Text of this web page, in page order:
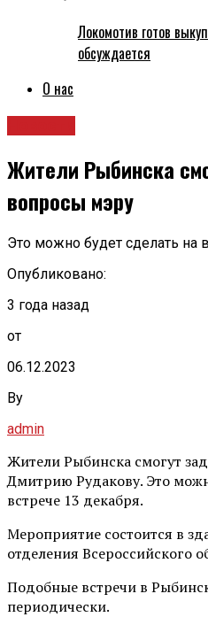
Локомотив готов
обсуждается
О нас
Жители Рыбинска
вопросы мэру
Это можно будет сделать на
Опубликовано:
3 года назад
от
06.12.2023
By
admin
Жители Рыбинска смогут
Дмитрию Рудакову. Это
встрече 13 декабря.
Мероприятие состоится в
отделения Всероссийского
Подобные встречи в
периодически.